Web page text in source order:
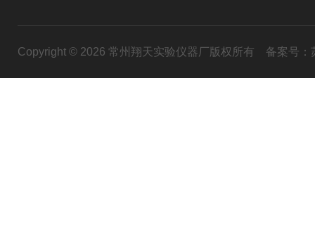
Copyright © 2026 常州翔天实验仪器厂版权所有 备案号：